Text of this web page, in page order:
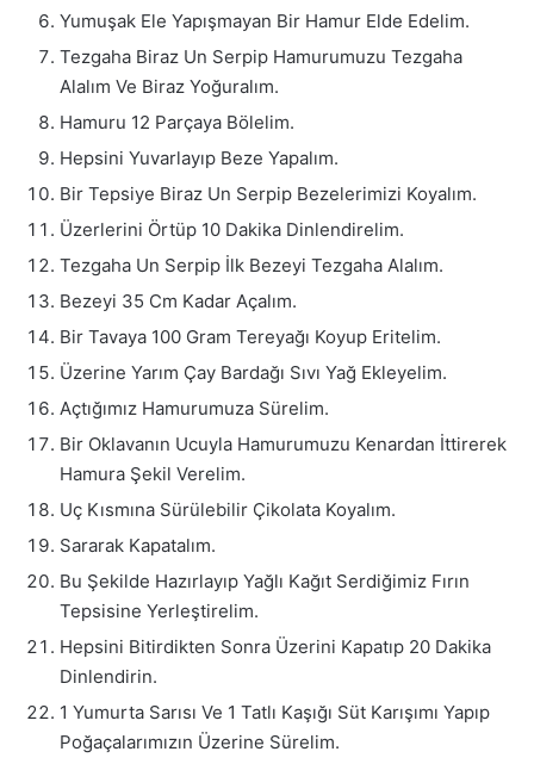
Yumuşak Ele Yapışmayan Bir Hamur Elde Edelim.
Tezgaha Biraz Un Serpip Hamurumuzu Tezgaha
Alalım Ve Biraz Yoğuralım.
Hamuru 12 Parçaya Bölelim.
Hepsini Yuvarlayıp Beze Yapalım.
Bir Tepsiye Biraz Un Serpip Bezelerimizi Koyalım.
Üzerlerini Örtüp 10 Dakika Dinlendirelim.
Tezgaha Un Serpip İlk Bezeyi Tezgaha Alalım.
Bezeyi 35 Cm Kadar Açalım.
Bir Tavaya 100 Gram Tereyağı Koyup Eritelim.
Üzerine Yarım Çay Bardağı Sıvı Yağ Ekleyelim.
Açtığımız Hamurumuza Sürelim.
Bir Oklavanın Ucuyla Hamurumuzu Kenardan İttirerek
Hamura Şekil Verelim.
Uç Kısmına Sürülebilir Çikolata Koyalım.
Sararak Kapatalım.
Bu Şekilde Hazırlayıp Yağlı Kağıt Serdiğimiz Fırın
Tepsisine Yerleştirelim.
Hepsini Bitirdikten Sonra Üzerini Kapatıp 20 Dakika
Dinlendirin.
1 Yumurta Sarısı Ve 1 Tatlı Kaşığı Süt Karışımı Yapıp
Poğaçalarımızın Üzerine Sürelim.